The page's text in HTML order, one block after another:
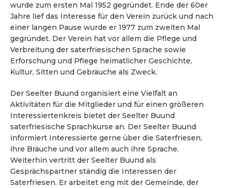
wurde zum ersten Mal 1952 gegründet. Ende der 60er
Jahre lief das Interesse für den Verein zurück und nach
einer langen Pause wurde er 1977 zum zweiten Mal
gegründet. Der Verein hat vor allem die Pflege und
Verbreitung der saterfriesischen Sprache sowie
Erforschung und Pflege heimatlicher Geschichte,
Kultur, Sitten und Gebräuche als Zweck.
Der Seelter Buund organisiert eine Vielfalt an
Aktivitäten für die Mitglieder und für einen größeren
Interessiertenkreis bietet der Seelter Buund
saterfriesische Sprachkurse an. Der Seelter Buund
informiert Interessierte gerne über die Saterfriesen,
ihre Bräuche und vor allem auch ihre Sprache.
Weiterhin vertritt der Seelter Buund als
Gesprächspartner ständig die Interessen der
Saterfriesen. Er arbeitet eng mit der Gemeinde, der